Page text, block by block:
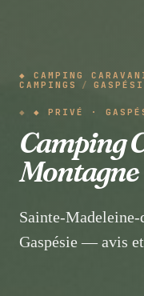
◆ CAMPING
CAMPINGS
/
◆ PRIVÉ ·
Camping
Montagne
Sainte-
Gaspésie — avis